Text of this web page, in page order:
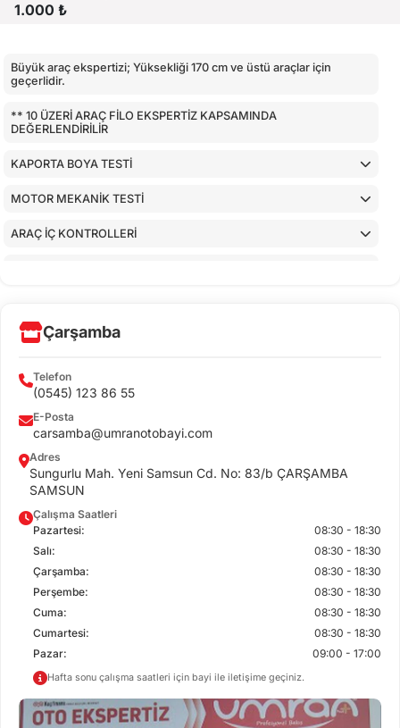
1.000 ₺
Büyük araç ekspertizi; Yüksekliği 170 cm ve üstü araçlar için
geçerlidir.
** 10 ÜZERİ ARAÇ FİLO EKSPERTİZ KAPSAMINDA
DEĞERLENDİRİLİR
KAPORTA BOYA TESTİ
MOTOR MEKANİK TESTİ
ARAÇ İÇ KONTROLLERİ
Çarşamba
Telefon
(0545) 123 86 55
E-Posta
carsamba@umranotobayi.com
Adres
Sungurlu Mah. Yeni Samsun Cd. No: 83/b ÇARŞAMBA
SAMSUN
Çalışma Saatleri
Pazartesi:
08:30 - 18:30
Salı:
08:30 - 18:30
Çarşamba:
08:30 - 18:30
Perşembe:
08:30 - 18:30
Cuma:
08:30 - 18:30
Cumartesi:
08:30 - 18:30
Pazar:
09:00 - 17:00
Hafta sonu çalışma saatleri için bayi ile iletişime geçiniz.